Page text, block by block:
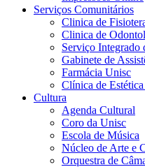
Serviços Comunitários
Clinica de
Clinica de
Serviço Integrado
Gabinete de
Farmácia Unisc
Clínica de
Cultura
Agenda Cultural
Coro da Unisc
Escola de Música
Núcleo de Arte e
Orquestra de